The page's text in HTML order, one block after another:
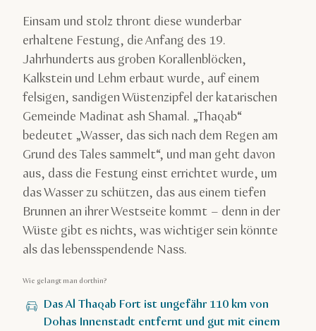
Einsam und stolz thront diese wunderbar
erhaltene Festung, die Anfang des 19.
Jahrhunderts aus groben Korallenblöcken,
Kalkstein und Lehm erbaut wurde, auf einem
felsigen, sandigen Wüstenzipfel der katarischen
Gemeinde Madinat ash Shamal. „Thaqab“
bedeutet „Wasser, das sich nach dem Regen am
Grund des Tales sammelt“, und man geht davon
aus, dass die Festung einst errichtet wurde, um
das Wasser zu schützen, das aus einem tiefen
Brunnen an ihrer Westseite kommt – denn in der
Wüste gibt es nichts, was wichtiger sein könnte
als das lebensspendende Nass.
Wie gelangt man dorthin?
Das Al Thaqab Fort ist ungefähr 110 km von
Dohas Innenstadt entfernt und gut mit einem